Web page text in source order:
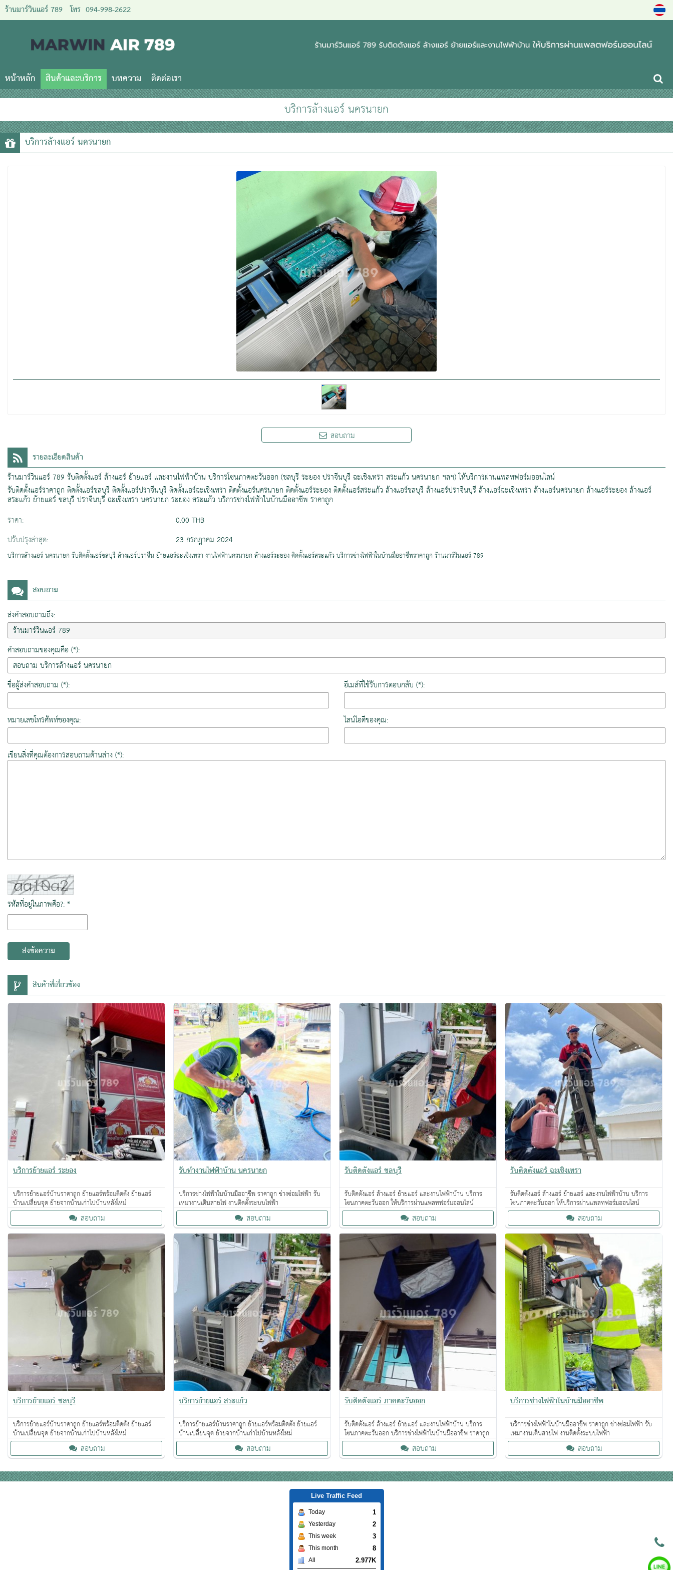
ร้านมาร์วินแอร์ 789 โทร 094-998-2622
หน้าหลัก สินค้าและบริการ บทความ ติดต่อเรา
บริการล้างแอร์ นครนายก
บริการล้างแอร์ นครนายก
สอบถาม
รายละเอียดสินค้า
ร้านมาร์วินแอร์ 789 รับติดตั้งแอร์ ล้างแอร์ ย้ายแอร์ และงานไฟฟ้าบ้าน บริการโซนภาคตะวันออก (ชลบุรี ระยอง ปราจีนบุรี ฉะเชิงเทรา สระแก้ว นครนายก ฯลฯ) ให้บริการผ่านแพลทฟอร์มออนไลน์
รับติดตั้งแอร์ราคาถูก ติดตั้งแอร์ชลบุรี ติดตั้งแอร์ปราจีนบุรี ติดตั้งแอร์ฉะเชิงเทรา ติดตั้งแอร์นครนายก ติดตั้งแอร์ระยอง ติดตั้งแอร์สระแก้ว ล้างแอร์ชลบุรี ล้างแอร์ปราจีนบุรี ล้างแอร์ฉะเชิงเทรา ล้างแอร์นครนายก ล้างแอร์ระยอง ล้างแอร์
สระแก้ว ย้ายแอร์ ชลบุรี ปราจีนบุรี ฉะเชิงเทรา นครนายก ระยอง สระแก้ว บริการช่างไฟฟ้าในบ้านมืออาชีพ ราคาถูก
ราคา:
0.00 THB
ปรับปรุงล่าสุด:
23 กรกฎาคม 2024
บริการล้างแอร์ นครนายก รับติดตั้งแอร์ชลบุรี ล้างแอร์ปราจีน ย้ายแอร์ฉะเชิงเทรา งานไฟฟ้านครนายก ล้างแอร์ระยอง ติดตั้งแอร์สระแก้ว บริการช่างไฟฟ้าในบ้านมืออาชีพราคาถูก ร้านมาร์วินแอร์ 789
สอบถาม
ส่งคำสอบถามถึง:
คำสอบถามของคุณคือ (*):
ชื่อผู้ส่งคำสอบถาม (*): อีเมล์ที่ใช้รับการตอบกลับ (*):
หมายเลขโทรศัพท์ของคุณ: ไลน์ไอดีของคุณ:
เขียนสิ่งที่คุณต้องการสอบถามด้านล่าง (*):
รหัสที่อยู่ในภาพคือ?: *
ส่งข้อความ
สินค้าที่เกี่ยวข้อง
บริการย้ายแอร์ ระยอง
บริการย้ายแอร์บ้านราคาถูก ย้ายแอร์พร้อมติดตั้ง ย้ายแอร์
บ้านเปลี่ยนจุด ย้ายจากบ้านเก่าไปบ้านหลังใหม่
สอบถาม
รับทำงานไฟฟ้าบ้าน นครนายก
บริการช่างไฟฟ้าในบ้านมืออาชีพ ราคาถูก ช่างซ่อมไฟฟ้า รับ
เหมางานเดินสายไฟ งานติดตั้งระบบไฟฟ้า
สอบถาม
รับติดตั้งแอร์ ชลบุรี
รับติดตั้งแอร์ ล้างแอร์ ย้ายแอร์ และงานไฟฟ้าบ้าน บริการ
โซนภาคตะวันออก ให้บริการผ่านแพลทฟอร์มออนไลน์
สอบถาม
รับติดตั้งแอร์ ฉะเชิงเทรา
รับติดตั้งแอร์ ล้างแอร์ ย้ายแอร์ และงานไฟฟ้าบ้าน บริการ
โซนภาคตะวันออก ให้บริการผ่านแพลทฟอร์มออนไลน์
สอบถาม
บริการย้ายแอร์ ชลบุรี
บริการย้ายแอร์บ้านราคาถูก ย้ายแอร์พร้อมติดตั้ง ย้ายแอร์
บ้านเปลี่ยนจุด ย้ายจากบ้านเก่าไปบ้านหลังใหม่
สอบถาม
บริการย้ายแอร์ สระแก้ว
บริการย้ายแอร์บ้านราคาถูก ย้ายแอร์พร้อมติดตั้ง ย้ายแอร์
บ้านเปลี่ยนจุด ย้ายจากบ้านเก่าไปบ้านหลังใหม่
สอบถาม
รับติดตั้งแอร์ ภาคตะวันออก
รับติดตั้งแอร์ ล้างแอร์ ย้ายแอร์ และงานไฟฟ้าบ้าน บริการ
โซนภาคตะวันออก บริการช่างไฟฟ้าในบ้านมืออาชีพ ราคาถูก
สอบถาม
บริการช่างไฟฟ้าในบ้านมืออาชีพ
บริการช่างไฟฟ้าในบ้านมืออาชีพ ราคาถูก ช่างซ่อมไฟฟ้า รับ
เหมางานเดินสายไฟ งานติดตั้งระบบไฟฟ้า
สอบถาม
Live Traffic Feed
Today 1
Yesterday 2
This week 3
This month 8
All 2.977K